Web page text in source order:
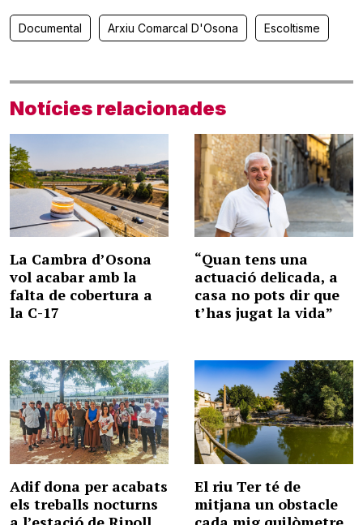
Documental Arxiu Comarcal D'Osona Escoltisme
Notícies relacionades
La Cambra d’Osona
vol acabar amb la
falta de cobertura a
la C-17
“Quan tens una
actuació delicada, a
casa no pots dir que
t’has jugat la vida”
Adif dona per acabats
els treballs nocturns
El riu Ter té de
mitjana un obstacle